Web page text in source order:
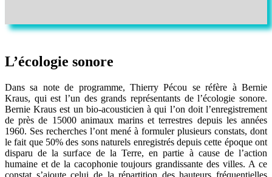
L’écologie sonore
Dans sa note de programme, Thierry Pécou se réfère à Bernie
Kraus, qui est l’un des grands représentants de l’écologie sonore.
Bernie Kraus est un bio-acousticien à qui l’on doit l’enregistrement
de près de 15000 animaux marins et terrestres depuis les années
1960. Ses recherches l’ont mené à formuler plusieurs constats, dont
le fait que 50% des sons naturels enregistrés depuis cette époque ont
disparu de la surface de la Terre, en partie à cause de l’action
humaine et de la cacophonie toujours grandissante des villes. A ce
constat s’ajoute celui de la répartition des hauteurs fréquentielles